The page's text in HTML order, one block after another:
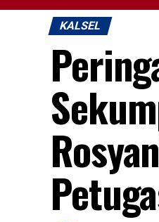
KALSEL